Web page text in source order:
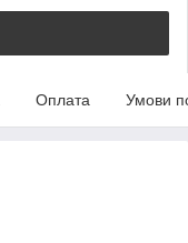
Оплата Умови